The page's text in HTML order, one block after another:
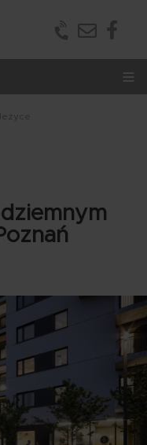
Portale
Treść
Treść